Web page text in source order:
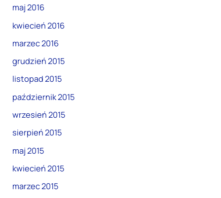
maj 2016
kwiecień 2016
marzec 2016
grudzień 2015
listopad 2015
październik 2015
wrzesień 2015
sierpień 2015
maj 2015
kwiecień 2015
marzec 2015